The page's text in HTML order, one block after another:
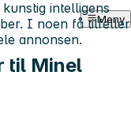
Meny
til Minel
intelligens
I noen få tilfeller
annonsen.